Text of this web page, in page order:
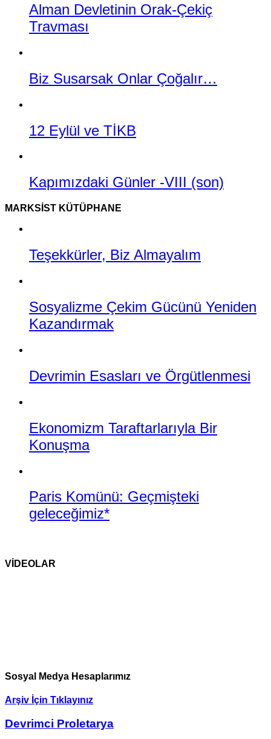
Alman Devletinin Orak-Çekiç
Travması
Biz Susarsak Onlar Çoğalır…
12 Eylül ve TİKB
Kapımızdaki Günler -VIII (son)
MARKSIST KÜTÜPHANE
Teşekkürler, Biz Almayalım
Sosyalizme Çekim Gücünü Yeniden
Kazandırmak
Devrimin Esasları ve Örgütlenmesi
Ekonomizm Taraftarlarıyla Bir
Konuşma
Paris Komünü: Geçmişteki
geleceğimiz*
VİDEOLAR
Sosyal Medya Hesaplarımız
Arşiv İçin Tıklayınız
Devrimci Proletarya